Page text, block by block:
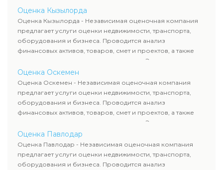
определяют рыночную стоимость имущества и
рассчитывают ущерб. Все отчеты соответствуют
требованиям законодательства и используются для
сделок, кредитования и судебных процессов.
Оценка Кызылорда
Оценка Кызылорда - Независимая оценочная компания
предлагает услуги оценки недвижимости, транспорта,
оборудования и бизнеса. Проводится анализ
финансовых активов, товаров, смет и проектов, а также
оценка животных и недропользования. Эксперты
определяют рыночную стоимость имущества и
рассчитывают ущерб. Все отчеты соответствуют
требованиям законодательства и используются для
сделок, кредитования и судебных процессов.
Оценка Оскемен
Оценка Оскемен - Независимая оценочная компания
предлагает услуги оценки недвижимости, транспорта,
оборудования и бизнеса. Проводится анализ
финансовых активов, товаров, смет и проектов, а также
оценка животных и недропользования. Эксперты
определяют рыночную стоимость имущества и
рассчитывают ущерб. Все отчеты соответствуют
требованиям законодательства и используются для
сделок, кредитования и судебных процессов.
Оценка Павлодар
Оценка Павлодар - Независимая оценочная компания
предлагает услуги оценки недвижимости, транспорта,
оборудования и бизнеса. Проводится анализ